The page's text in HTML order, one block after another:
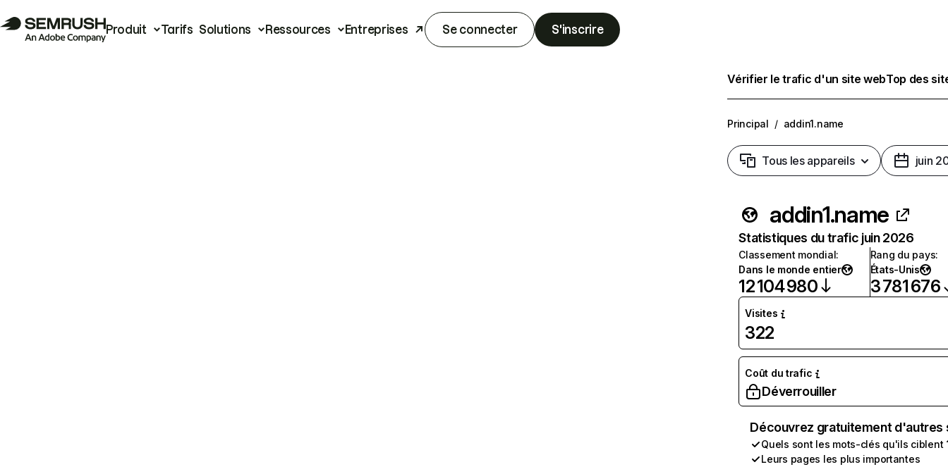
Produit Tarifs Solutions Ressources Entreprises Se connecter S'inscrire
Vérifier le trafic d'un site webTop des
Principal / addin1.name
Tous les appareils juin
addin1.name
Statistiques du trafic juin 2026
Classement mondial:
Dans le monde entier
12 104 980
Rang du pays:
États-Unis
3 781 676
Visites
322
Coût du trafic
Déverrouiller
Découvrez gratuitement
Quels sont les mots-clés qu'ils ciblent
Leurs pages les plus importantes